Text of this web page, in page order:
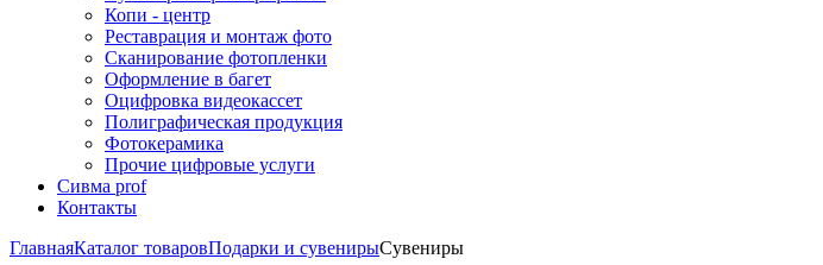
Копи - центр
Реставрация и монтаж фото
Сканирование фотопленки
Оформление в багет
Оцифровка видеокассет
Полиграфическая продукция
Фотокерамика
Прочие цифровые услуги
Сивма prof
Контакты
ГлавнаяКаталог товаровПодарки и сувенирыСувениры